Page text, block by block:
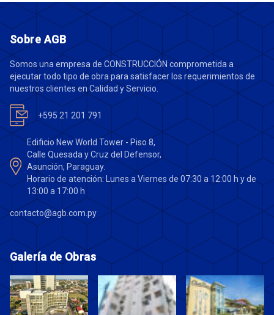
Sobre AGB
Somos una empresa de CONSTRUCCIÓN comprometida a
ejecutar todo tipo de obra para satisfacer los requerimientos de
nuestros clientes en Calidad y Servicio.
+595 21 201 791
Edificio New World Tower - Piso 8,
Calle Quesada y Cruz del Defensor,
Asunción, Paraguay.
Horario de atención: Lunes a Viernes de 07:30 a 12:00 h y de
13:00 a 17:00 h
contacto@agb.com.py
Galería de Obras